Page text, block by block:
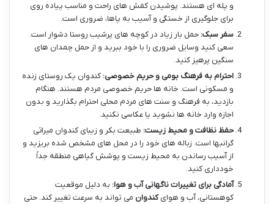
و پله ای هستند. پوشیدن کفش های راحت و مناسب پیاده روی
برای جلوگیری از خستگی و آسیب به پاها، ضروری است.
سفر سبک: حمل بار زیاد در کوچه های پرشیب روستا دشوار است.
سعی کنید وسایل ضروری را با خود ببرید و از حمل چمدان های
سنگین پرهیز کنید.
احترام به فرهنگ بومی و حریم خصوصی: کندوان یک روستای زنده
و مسکونی است. خانه ها حریم خصوصی مردم هستند. هنگام
بازدید، به فرهنگ و سنت های مردم محلی احترام بگذارید و بدون
اجازه وارد خانه ها نشوید یا عکاسی نکنید.
حفظ نظافت و محیط زیست: طبیعت بکر و زیبای کندوان میراثی
گرانبها است. زباله های خود را در محل های مشخص شده بریزید و
از آسیب رساندن به محیط زیست و پوشش گیاهی منطقه جداً
خودداری کنید.
آمادگی برای تغییرات ناگهانی آب و هوا: به دلیل موقعیت
کوهستانی، آب و هوایکندوان می تواند به سرعت تغییر کند. حتی